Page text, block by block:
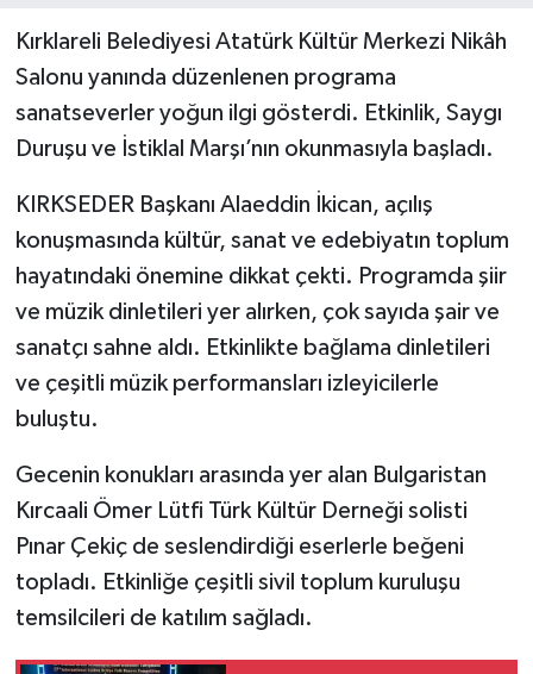
Kırklareli Belediyesi Atatürk Kültür Merkezi Nikâh
Salonu yanında düzenlenen programa
sanatseverler yoğun ilgi gösterdi. Etkinlik, Saygı
Duruşu ve İstiklal Marşı’nın okunmasıyla başladı.
KIRKSEDER Başkanı Alaeddin İkican, açılış
konuşmasında kültür, sanat ve edebiyatın toplum
hayatındaki önemine dikkat çekti. Programda şiir
ve müzik dinletileri yer alırken, çok sayıda şair ve
sanatçı sahne aldı. Etkinlikte bağlama dinletileri
ve çeşitli müzik performansları izleyicilerle
buluştu.
Gecenin konukları arasında yer alan Bulgaristan
Kırcaali Ömer Lütfi Türk Kültür Derneği solisti
Pınar Çekiç de seslendirdiği eserlerle beğeni
topladı. Etkinliğe çeşitli sivil toplum kuruluşu
temsilcileri de katılım sağladı.